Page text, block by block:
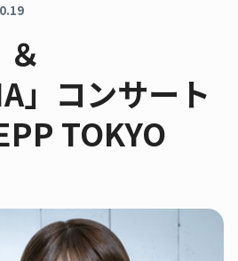
＆
」コンサート
TOKYO